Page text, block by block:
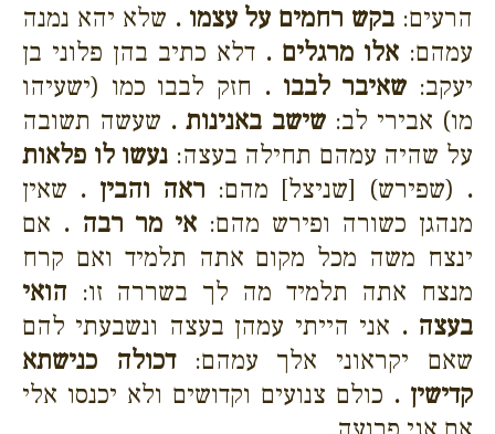
הרעים: בקש רחמים על עצמו . שלא יהא נמנה
עמהם: אלו מרגלים . דלא כתיב בהן פלוני בן
יעקב: שאיבר לבבו . חזק לבבו כמו (ישעיהו
מו) אבירי לב:שישב באנינות . שעשה תשובה
על שהיה עמהם תחילה בעצה: נעשו לו פלאות
. (שפירש) [שניצל] מהם: ראה והבין . שאין
מנהגן כשורה ופירש מהם: אי מר רבה . אם
ינצח משה מכל מקום אתה תלמיד ואם קרח
מנצח אתה תלמיד מה לך בשררה זו: הואי
בעצה . אני הייתי עמהן בעצה ונשבעתי להם
שאם יקראוני אלך עמהם:דכולה כנישתא
קדישין . כולם צנועים וקדושים ולא יכנסו אלי